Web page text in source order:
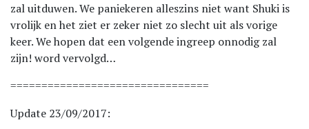
zal uitduwen. We paniekeren alleszins niet want Shuki is
vrolijk en het ziet er zeker niet zo slecht uit als vorige
keer. We hopen dat een volgende ingreep onnodig zal
zijn! word vervolgd…
================================
Update 23/09/2017: